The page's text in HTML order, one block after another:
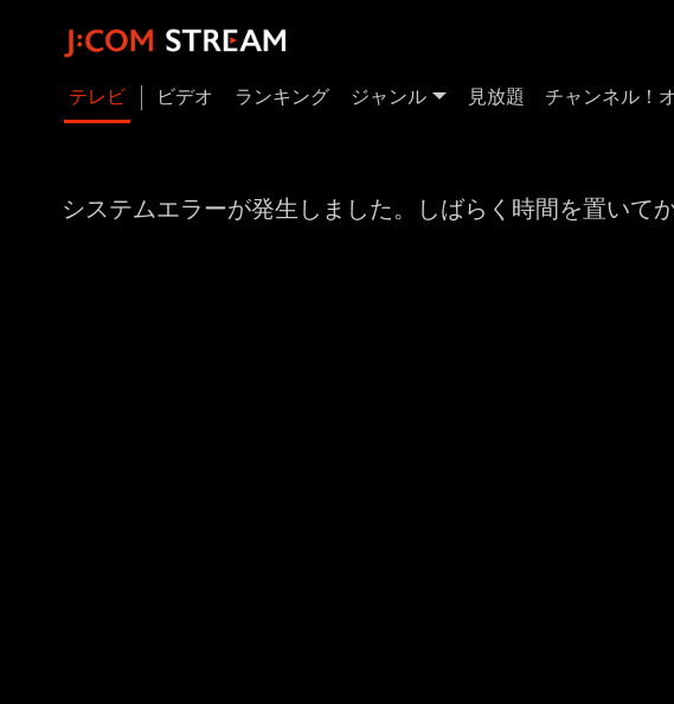
テレビ ビデオ ランキング ジャンル 見放題 チャンネル！
システムエラーが発生しました。しばらく時間を置いて